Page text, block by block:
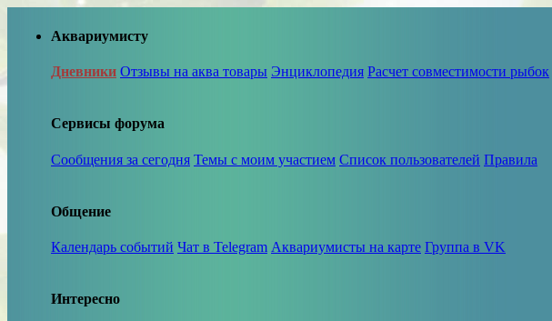
Аквариумисту
Дневники Отзывы на аква товары Энциклопедия Расчет совместимости рыбок
Сервисы форума
Сообщения за сегодня Темы с моим участием Список пользователей Правила
Общение
Календарь событий Чат в Telegram Аквариумисты на карте Группа в VK
Интересно